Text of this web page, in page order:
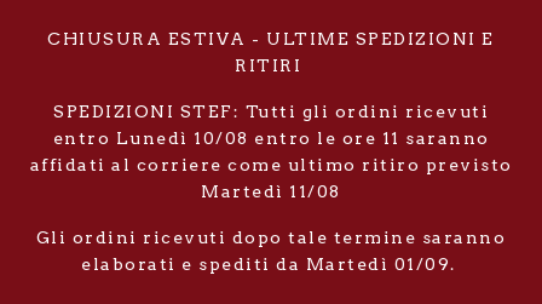
CHIUSURA ESTIVA - ULTIME SPEDIZIONI E
RITIRI
SPEDIZIONI STEF: Tutti gli ordini ricevuti
entro Lunedì 10/08 entro le ore 11 saranno
affidati al corriere come ultimo ritiro previsto
Martedì 11/08
Gli ordini ricevuti dopo tale termine saranno
elaborati e spediti da Martedì 01/09.